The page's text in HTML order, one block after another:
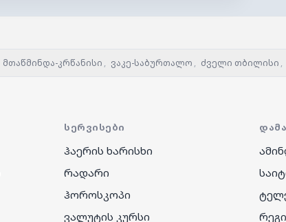
მთაწმინდა-კრწანისი , ვაკე-საბურთალო , ძველი თბილისი ,
ᲡᲔᲠᲕᲘᲡᲔᲑᲘ
ჰაერის ხარისხი
რადარი
ჰოროსკოპი
ვალუტის კურსი